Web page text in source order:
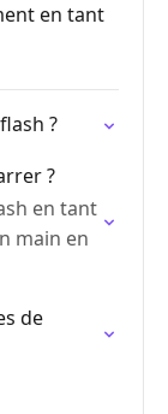
en tant
?
?
en tant
main en
de